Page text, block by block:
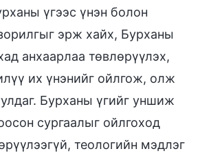
үгээс үнэн болон
эрж хайх, Бурханы
анхаарлаа төвлөрүүлэх,
их үнэнийг ойлгож, олж
Бурханы үгийг уншиж
сургаалыг ойлгоход
теологийн мэдлэг